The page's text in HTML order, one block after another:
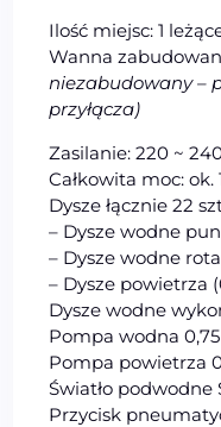
Ilość miejsc: 1
Wanna
niezabudowany –
przyłącza)
Zasilanie: 220 ~
Całkowita moc: ok.
Dysze łącznie 22
– Dysze wodne
– Dysze wodne
– Dysze powietrza
Dysze wodne
Pompa wodna 0,75
Pompa powietrza
Światło podwodne
Przycisk